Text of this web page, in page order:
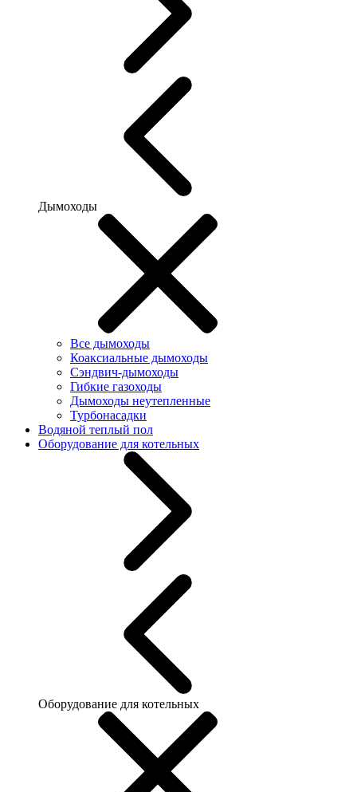
Дымоходы
Все дымоходы
Коаксиальные дымоходы
Сэндвич-дымоходы
Гибкие газоходы
Дымоходы неутепленные
Турбонасадки
Водяной теплый пол
Оборудование для котельных
Оборудование для котельных